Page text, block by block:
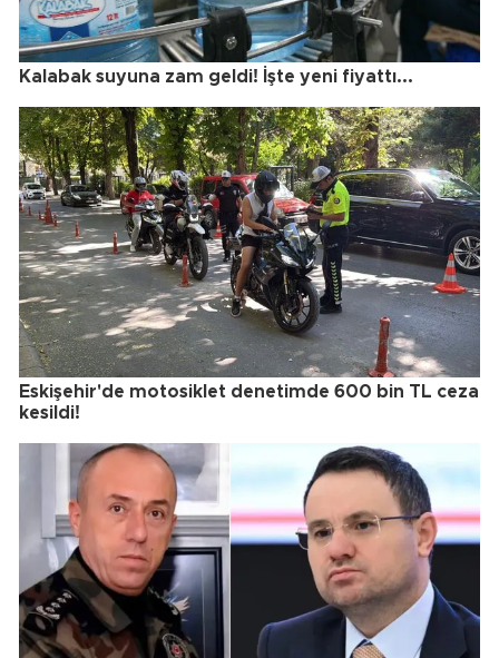
Kalabak suyuna zam geldi! İşte yeni fiyattı...
Eskişehir'de motosiklet denetimde 600 bin TL ceza
kesildi!